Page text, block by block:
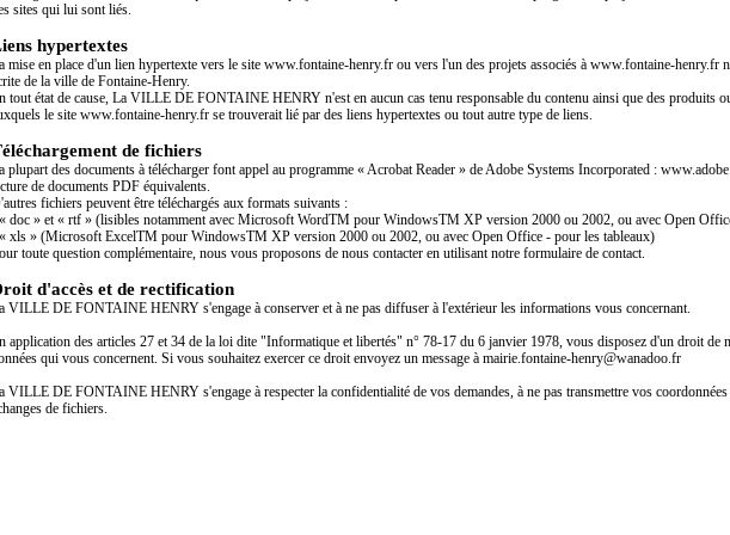
sites qui lui sont liés.
hypertextes
mise en place d'un lien hypertexte vers le site www.fontaine-henry.fr ou vers l'un des projets associés à www.fontaine-henry.fr
de la ville de Fontaine-Henry.
tout état de cause, La VILLE DE FONTAINE HENRY n'est en aucun cas tenu responsable du contenu ainsi que des produits
le site www.fontaine-henry.fr se trouverait lié par des liens hypertextes ou tout autre type de liens.
de fichiers
plupart des documents à télécharger font appel au programme « Acrobat Reader » de Adobe Systems Incorporated :
de documents PDF équivalents.
fichiers peuvent être téléchargés aux formats suivants :
doc » et « rtf » (lisibles notamment avec Microsoft WordTM pour WindowsTM XP version 2000 ou 2002, ou avec Open
xls » (Microsoft ExcelTM pour WindowsTM XP version 2000 ou 2002, ou avec Open Office - pour les tableaux)
toute question complémentaire, nous vous proposons de nous contacter en utilisant notre formulaire de contact.
d'accès et de rectification
VILLE DE FONTAINE HENRY s'engage à conserver et à ne pas diffuser à l'extérieur les informations vous concernant.
application des articles 27 et 34 de la loi dite "Informatique et libertés" n° 78-17 du 6 janvier 1978, vous disposez d'un droit de
qui vous concernent. Si vous souhaitez exercer ce droit envoyez un message à mairie.fontaine-henry@wanadoo.fr
VILLE DE FONTAINE HENRY s'engage à respecter la confidentialité de vos demandes, à ne pas transmettre vos
de fichiers.